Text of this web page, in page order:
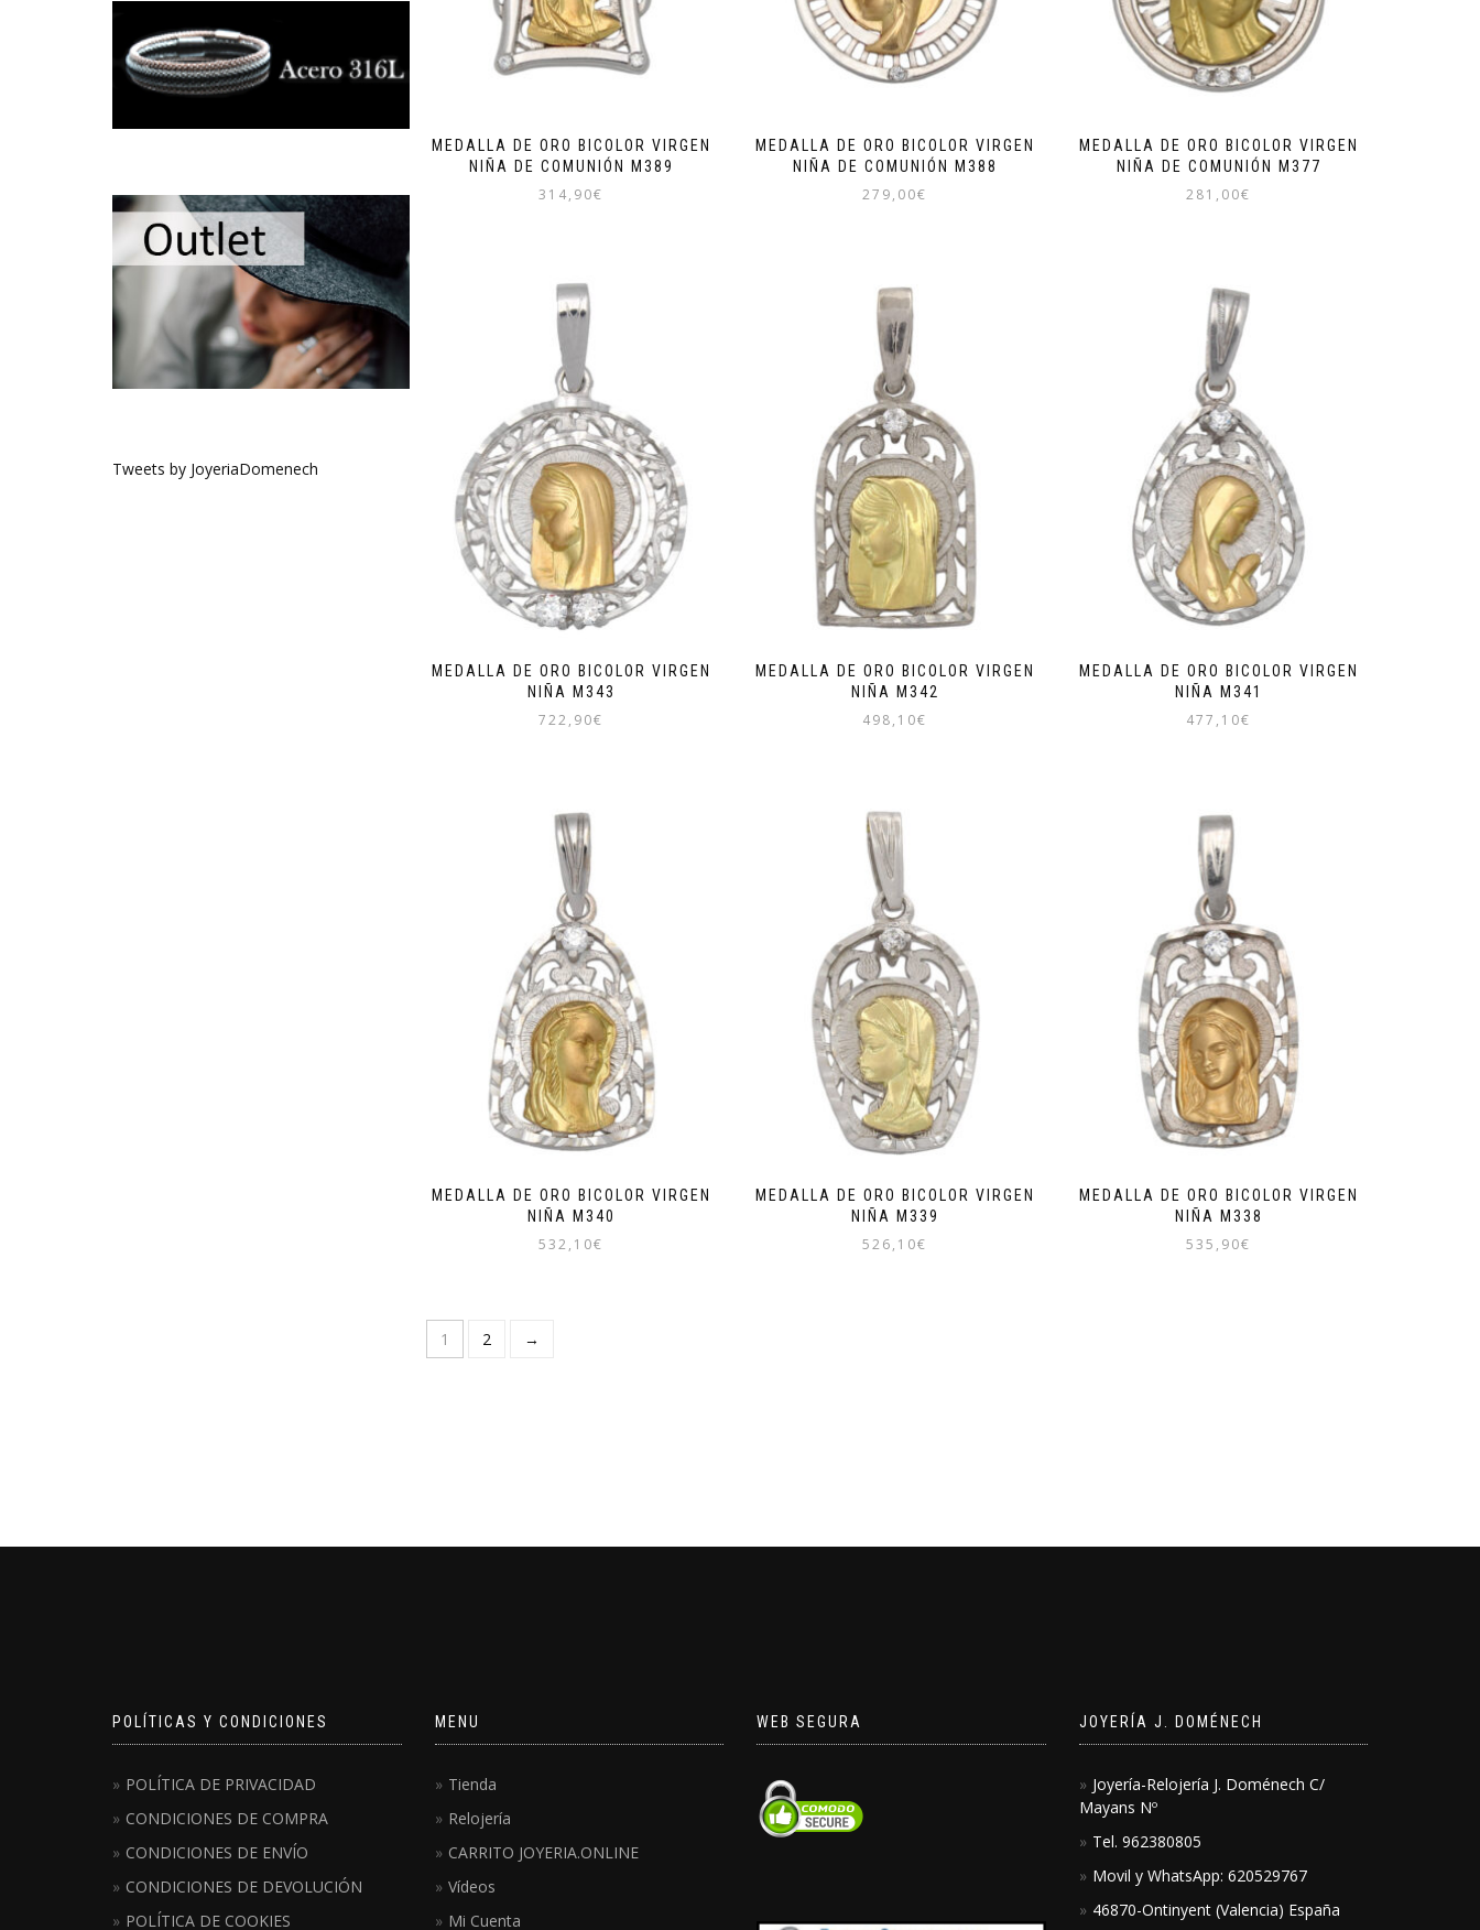
MEDALLA DE ORO BICOLOR VIRGEN
NIÑA DE COMUNIÓN M389
314,90€
MEDALLA DE ORO BICOLOR VIRGEN
NIÑA DE COMUNIÓN M388
279,00€
MEDALLA DE ORO BICOLOR VIRGEN
NIÑA DE COMUNIÓN M377
281,00€
MEDALLA DE ORO BICOLOR VIRGEN
NIÑA M343
722,90€
MEDALLA DE ORO BICOLOR VIRGEN
NIÑA M342
498,10€
MEDALLA DE ORO BICOLOR VIRGEN
NIÑA M341
477,10€
MEDALLA DE ORO BICOLOR VIRGEN
NIÑA M340
532,10€
MEDALLA DE ORO BICOLOR VIRGEN
NIÑA M339
526,10€
MEDALLA DE ORO BICOLOR VIRGEN
NIÑA M338
535,90€
1 2 →
Tweets by JoyeriaDomenech
POLÍTICAS Y CONDICIONES
POLÍTICA DE PRIVACIDAD
CONDICIONES DE COMPRA
CONDICIONES DE ENVÍO
CONDICIONES DE DEVOLUCIÓN
POLÍTICA DE COOKIES
MENU
Tienda
Relojería
CARRITO JOYERIA.ONLINE
Vídeos
Mi Cuenta
WEB SEGURA JOYERÍA J. DOMÉNECH
Joyería-Relojería J. Doménech C/
Mayans Nº
Tel. 962380805
Movil y WhatsApp: 620529767
46870-Ontinyent (Valencia) España